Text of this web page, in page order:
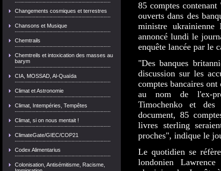
Changements cosmiques et terrestres
Chansons et Musique
Chemtrails
Chemtreils et intoxication des masses au
barym
CIA, MOSSAD, Al-Quaïda
Climat et Astronomie
Climat, Intempéries, Tempêtes
Climat, si on nous mentait !
ClimateGate/GIEC/COP21
Codex Alimentarius
Colonisation, Antisémitisme, Racisme,
85 comptes
ouverts dans des
ministre
annoncé lundi le
enquête lancée par le
"Des banques
discussion sur les
comptes bancaires ont
au nom de l'ex-
Timochenko et
document, 85
livres sterling
proches", indique le
Le quotidien se
londonien